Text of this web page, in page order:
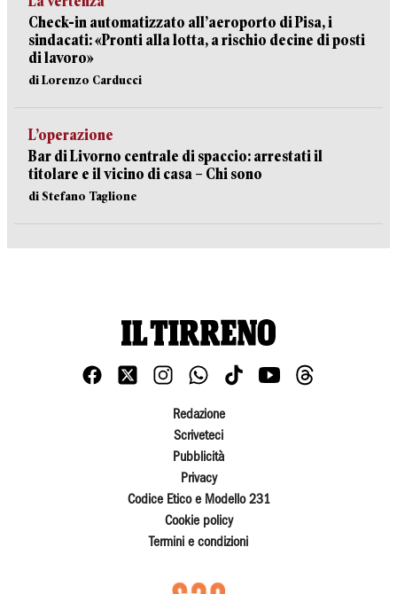
Check-in automatizzato all’aeroporto di Pisa, i
sindacati: «Pronti alla lotta, a rischio decine di posti
di lavoro»
di Lorenzo Carducci
L’operazione
Bar di Livorno centrale di spaccio: arrestati il
titolare e il vicino di casa – Chi sono
di Stefano Taglione
Redazione
Scriveteci
Pubblicità
Privacy
Codice Etico e Modello 231
Cookie policy
Termini e condizioni